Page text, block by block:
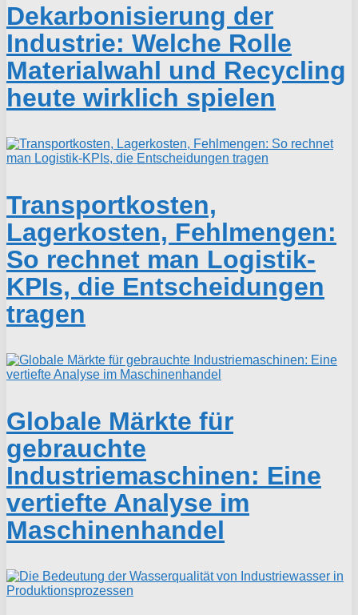
Dekarbonisierung der
Industrie: Welche Rolle
Materialwahl und Recycling
heute wirklich spielen
Transportkosten,
Lagerkosten, Fehlmengen:
So rechnet man Logistik-
KPIs, die Entscheidungen
tragen
Globale Märkte für
gebrauchte
Industriemaschinen: Eine
vertiefte Analyse im
Maschinenhandel